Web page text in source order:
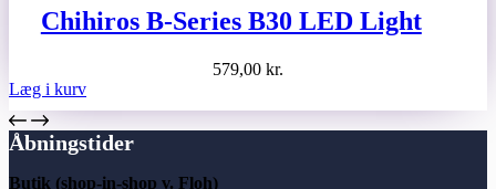
Chihiros B-Series B30 LED Light
579,00 kr.
Læg i kurv
Åbningstider
Butik (shop-in-shop v. Floh)